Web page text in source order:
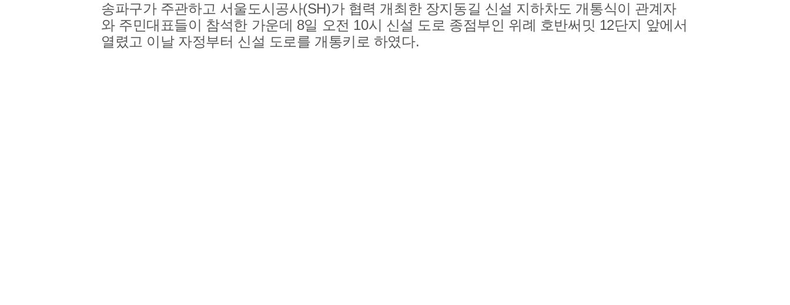
송파구가 주관하고 서울도시공사(SH)가 협력 개최한 장지동길 신설 지하차도 개통식이 관계자
와 주민대표들이 참석한 가운데 8일 오전 10시 신설 도로 종점부인 위례 호반써밋 12단지 앞에서
열렸고 이날 자정부터 신설 도로를 개통키로 하였다.